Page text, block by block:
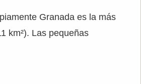
Granada es la más
km²). Las pequeñas